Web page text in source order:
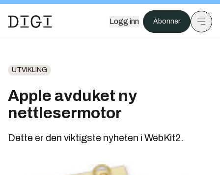
Logg inn Abonner
UTVIKLING
Apple avduket ny
nettlesermotor
Dette er den viktigste nyheten i WebKit2.